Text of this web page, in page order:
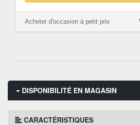
Acheter d'occasion à petit prix
DISPONIBILITÉ EN MAGASIN
CARACTÉRISTIQUES